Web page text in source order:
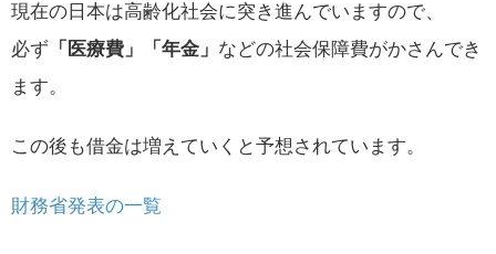
現在の日本は高齢化社会に突き進んでいますので、
必ず 「医療費」「年金」 などの社会保障費がかさんでき
ます。
この後も借金は増えていくと予想されています。
財務省発表の一覧